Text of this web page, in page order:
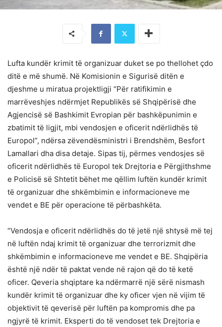
Lufta kundër krimit të organizuar duket se po thellohet çdo
ditë e më shumë. Në Komisionin e Sigurisë ditën e
djeshme u miratua projektligji “Për ratifikimin e
marrëveshjes ndërmjet Republikës së Shqipërisë dhe
Agjencisë së Bashkimit Evropian për bashkëpunimin e
zbatimit të ligjit, mbi vendosjen e oficerit ndërlidhës të
Europol”, ndërsa zëvendësministri i Brendshëm, Besfort
Lamallari dha disa detaje. Sipas tij, përmes vendosjes së
oficerit ndërlidhës të Europol tek Drejtoria e Përgjithshme
e Policisë së Shtetit bëhet me qëllim luftën kundër krimit
të organizuar dhe shkëmbimin e informacioneve me
vendet e BE për operacione të përbashkëta.
“Vendosja e oficerit ndërlidhës do të jetë një shtysë më tej
në luftën ndaj krimit të organizuar dhe terrorizmit dhe
shkëmbimin e informacioneve me vendet e BE. Shqipëria
është një ndër të paktat vende në rajon që do të ketë
oficer. Qeveria shqiptare ka ndërmarrë një sërë nismash
kundër krimit të organizuar dhe ky oficer vjen në vijim të
objektivit të qeverisë për luftën pa kompromis dhe pa
ngjyrë të krimit. Eksperti do të vendoset tek Drejtoria e